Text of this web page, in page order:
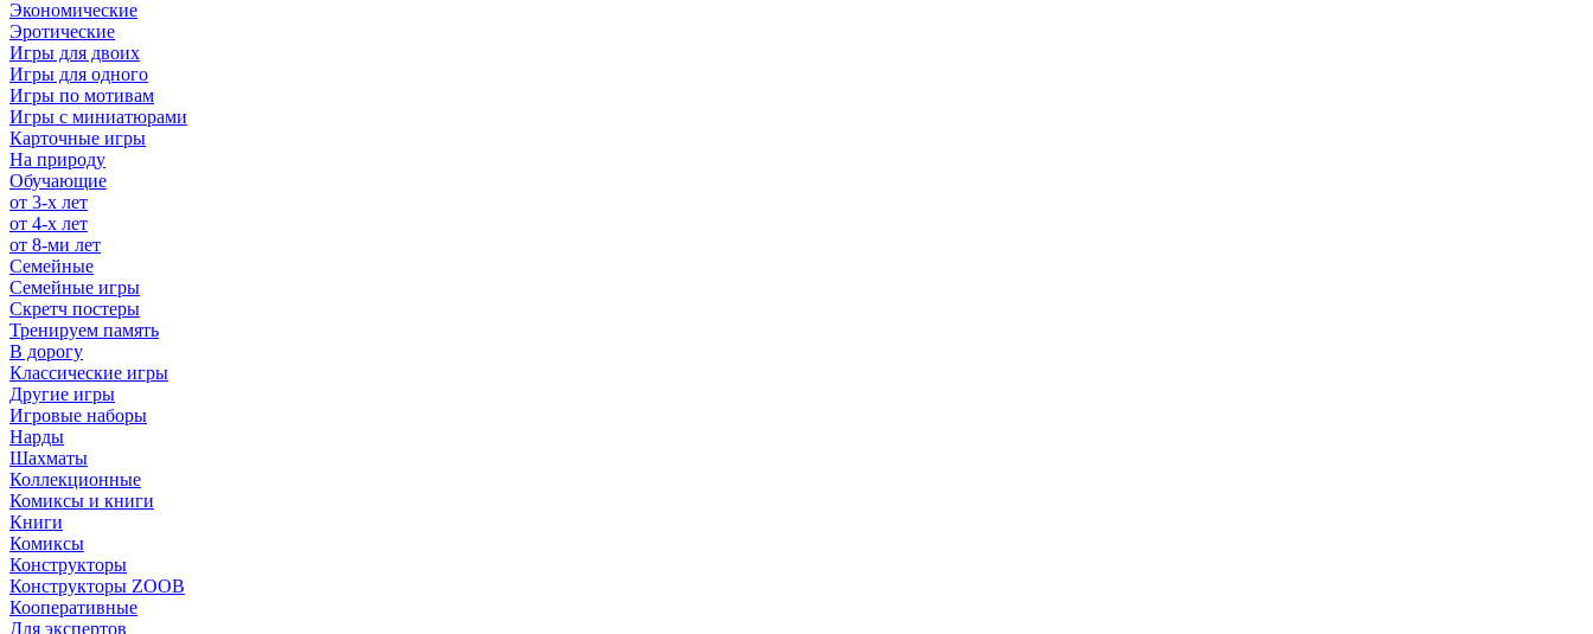
Экономические
Эротические
Игры для двоих
Игры для одного
Игры по мотивам
Игры с миниатюрами
Карточные игры
На природу
Обучающие
от 3-х лет
от 4-х лет
от 8-ми лет
Семейные
Семейные игры
Скретч постеры
Тренируем память
В дорогу
Классические игры
Другие игры
Игровые наборы
Нарды
Шахматы
Коллекционные
Комиксы и книги
Книги
Комиксы
Конструкторы
Конструкторы ZOOB
Кооперативные
Для экспертов